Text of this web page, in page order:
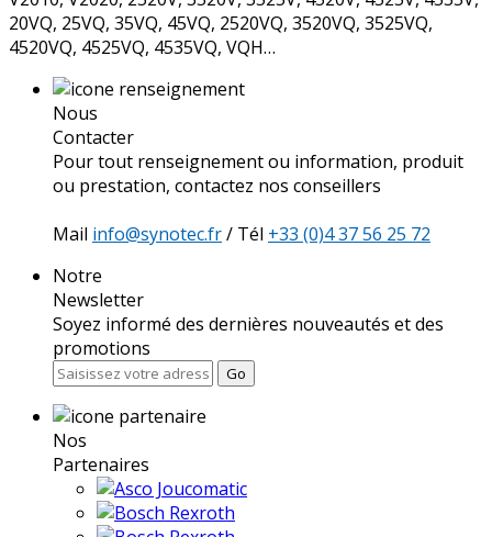
20VQ, 25VQ, 35VQ, 45VQ, 2520VQ, 3520VQ, 3525VQ,
4520VQ, 4525VQ, 4535VQ, VQH…
Nous
Contacter
Pour tout renseignement ou information, produit
ou prestation, contactez nos conseillers
Mail info@synotec.fr/ Tél +33 (0)4 37 56 25 72
Notre
Newsletter
Soyez informé des dernières nouveautés et des
promotions
Go
Nos
Partenaires